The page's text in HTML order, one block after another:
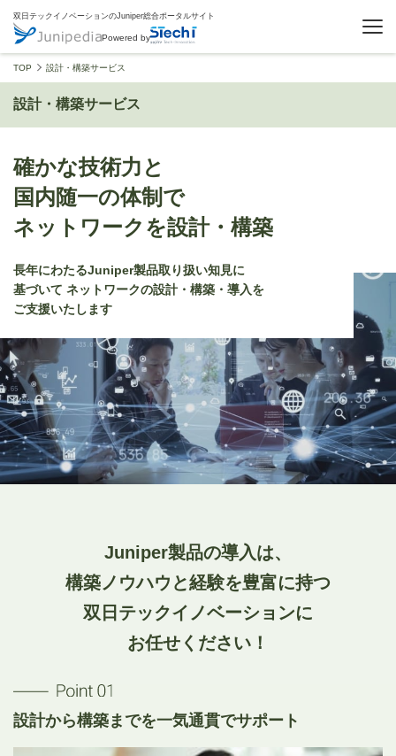
双日テックイノベーションのJuniper総合ポータルサイト
Powered by
TOP 設計・構築サービス
設計・構築サービス
確かな技術力と
国内随一の体制で
ネットワークを設計・構築
長年にわたるJuniper製品取り扱い知見に
基づいて ネットワークの設計・構築・導入を
ご支援いたします
Juniper製品の導入は、
構築ノウハウと経験を豊富に持つ
双日テックイノベーションに
お任せください！
設計から構築までを一気通貫でサポート